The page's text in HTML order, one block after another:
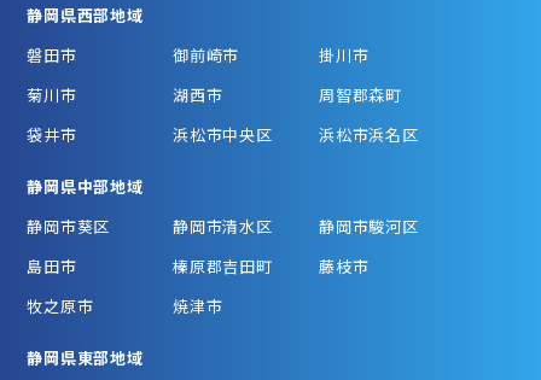
静岡県西部地域
磐田市
御前崎市
掛川市
菊川市
湖西市
周智郡森町
袋井市
浜松市中央区 浜松市浜名区
静岡県中部地域
静岡市葵区
静岡市清水区
静岡市駿河区
島田市
榛原郡吉田町
藤枝市
牧之原市
焼津市
静岡県東部地域